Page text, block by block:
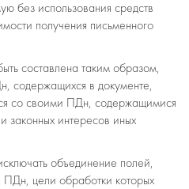
без использования средств
получения письменного
составлена таким образом,
содержащихся в документе,
со своими ПДн, содержащимися
законных интересов иных
объединение полей,
ПДн, цели обработки которых